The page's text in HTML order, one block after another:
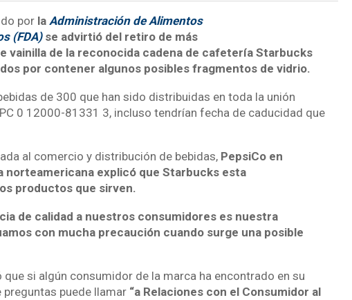
por la Administración de Alimentos
(FDA)se advirtió del retiro de más
vainilla de la reconocida cadena de cafetería Starbucks
por contener algunos posibles fragmentos de vidrio.
de 300 que han sido distribuidas en toda la unión
0 12000-81331 3, incluso tendrían fecha de caducidad que
al comercio y distribución de bebidas, PepsiCo en
norteamericana explicó que Starbucks esta
productos que sirven.
de calidad a nuestros consumidores es nuestra
con mucha precaución cuando surge una posible
si algún consumidor de la marca ha encontrado en su
puede llamar “a Relaciones con el Consumidor al